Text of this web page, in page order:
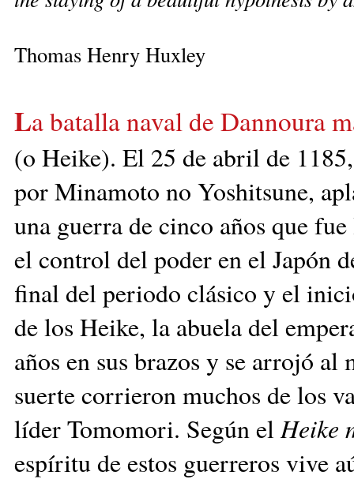
Thomas Henry Huxley
La batalla naval de Dannoura
(o Heike). El 25 de abril de
por Minamoto no Yoshitsune,
una guerra de cinco años que
el control del poder en el Japón
final del periodo clásico y el
de los Heike, la abuela del
años en sus brazos y se arrojó
suerte corrieron muchos de los
líder Tomomori. Según elHeike
espíritu de estos guerreros vive